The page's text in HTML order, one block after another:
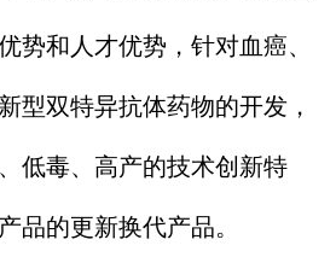
势和人才优势，针对血癌、
型双特异抗体药物的开发，
低毒、高产的技术创新特
品的更新换代产品。